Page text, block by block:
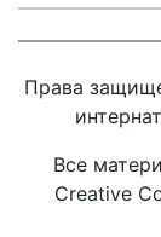
Права
Все
Creative